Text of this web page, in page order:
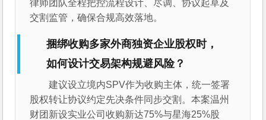
律师团队全程把控流程设计、尽调、协议起草及
交割监管，确保合规高效落地。
捆绑收购多家外商独资企业股权时，
如何设计交易架构规避风险？
建议设立境内SPV作为收购主体，统一签署
股权转让协议约定先决条件同步交割。本案温州
财团新设实业公司收购新达75%与星海25%股